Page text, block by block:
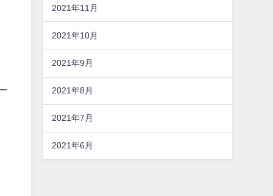
2021年11月
2021年10月
2021年9月
2021年8月
2021年7月
2021年6月